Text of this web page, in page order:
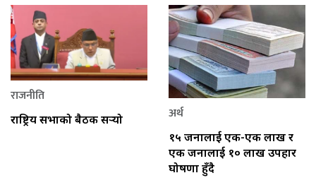
राजनीति
राष्ट्रिय सभाको बैठक सर्‍यो अर्थ
१५ जनालाई एक-एक लाख र
एक जनालाई १० लाख उपहार
घोषणा हुँदै